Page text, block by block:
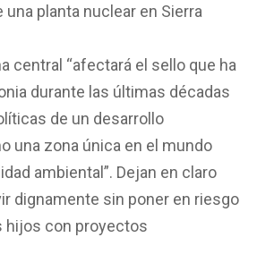
planta nuclear en Sierra
central “afectará el sello que ha
durante las últimas décadas
de un desarrollo
una zona única en el mundo
ambiental”. Dejan en claro
dignamente sin poner en riesgo
hijos con proyectos